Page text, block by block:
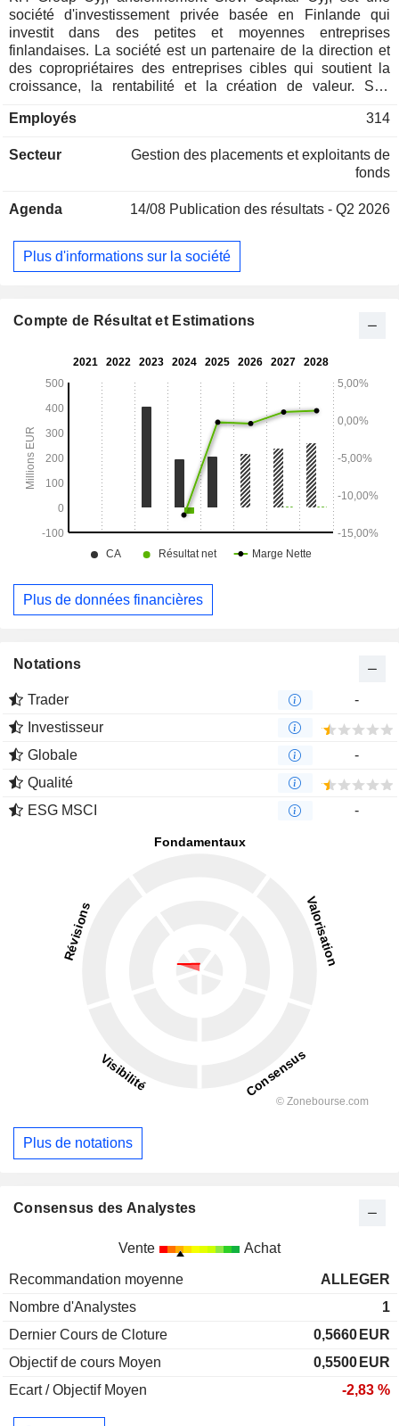
société d'investissement privée basée en Finlande qui
investit dans des petites et moyennes entreprises
finlandaises. La société est un partenaire de la direction et
des copropriétaires des entreprises cibles qui soutient la
croissance, la rentabilité et la création de valeur. Son
de participations privées, dont Indoor Group, qui est un
d'intérieur ; KH-Koneet, qui est un importateur d'engins de
terrassement ; Logistikas, qui propose des services de
des services d'experts en logistique et des services
qui est spécialisé dans les véhicules de sauvetage pour les
sauveteurs professionnels.
Employés 314
Secteur
Gestion des placements et exploitants de
fonds
Agenda 14/08 Publication des résultats - Q2 2026
Plus d'informations sur la société
Compte de Résultat et Estimations
Plus de données financières
Notations
Trader
-
Investisseur
Globale
-
Qualité
ESG MSCI
-
Plus de notations
Consensus des Analystes
Vente Achat
Recommandation moyenne
ALLEGER
Nombre d'Analystes
1
Dernier Cours de Cloture
0,5660 EUR
Objectif de cours Moyen
0,5500 EUR
Ecart / Objectif Moyen
-2,83 %